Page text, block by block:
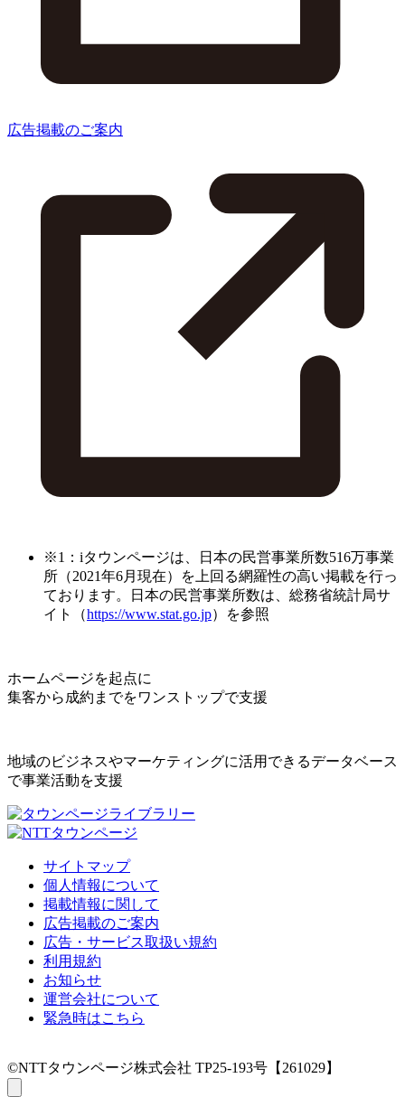
広告掲載のご案内
※1：iタウンページは、日本の民営事業所数516万事業
所（2021年6月現在）を上回る網羅性の高い掲載を行っ
ております。日本の民営事業所数は、総務省統計局サ
イト（https://www.stat.go.jp）を参照
ホームページを起点に
集客から成約までをワンストップで支援
地域のビジネスやマーケティングに活用できるデータベース
で事業活動を支援
サイトマップ
個人情報について
掲載情報に関して
広告掲載のご案内
広告・サービス取扱い規約
利用規約
お知らせ
運営会社について
緊急時はこちら
©NTTタウンページ株式会社 TP25-193号【261029】